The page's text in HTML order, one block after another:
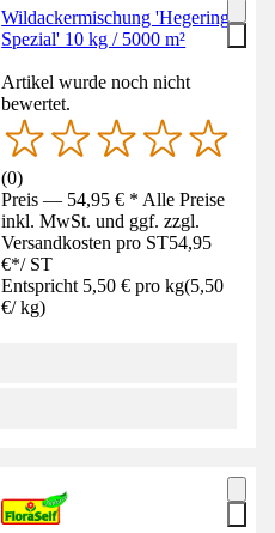
Wildackermischung 'Hegering
Spezial' 10 kg / 5000 m²
Artikel wurde noch nicht
bewertet.
(0)
Preis — 54,95 € * Alle Preise
inkl. MwSt. und ggf. zzgl.
Versandkosten pro ST54,95
€*/ ST
Entspricht 5,50 € pro kg(5,50
€/ kg)